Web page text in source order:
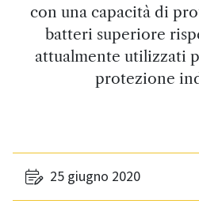
con una capacità di
batteri superiore
attualmente utilizzati
protezione
25 giugno 2020